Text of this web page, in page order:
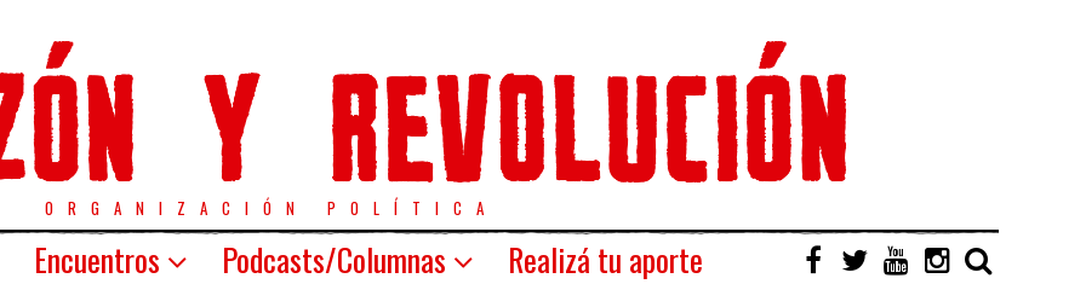
ORGANIZACIÓN POLÍTICA
Encuentros Podcasts/Columnas Realizá tu aporte